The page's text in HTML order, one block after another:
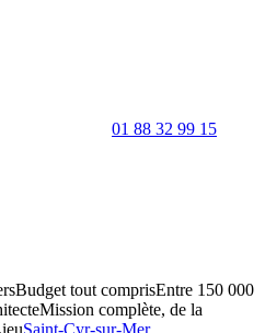
01 88 32 99 15
Budget tout comprisEntre 150 000
Mission complète, de la
Saint-Cyr-sur-Mer